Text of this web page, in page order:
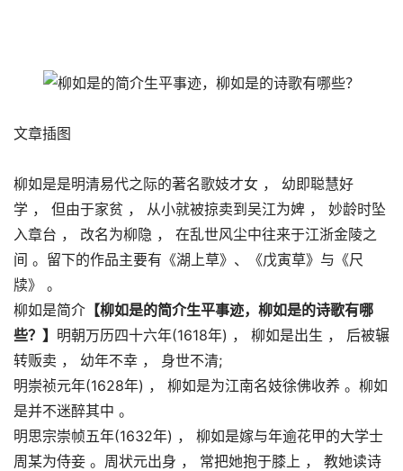
文章插图
柳如是是明清易代之际的著名歌妓才女 ， 幼即聪慧好
学 ， 但由于家贫 ， 从小就被掠卖到吴江为婢 ， 妙龄时坠
入章台 ， 改名为柳隐 ， 在乱世风尘中往来于江浙金陵之
间 。留下的作品主要有《湖上草》、《戊寅草》与《尺
牍》 。
柳如是简介 【柳如是的简介生平事迹，柳如是的诗歌有哪
些？】 明朝万历四十六年(1618年) ， 柳如是出生 ， 后被辗
转贩卖 ， 幼年不幸 ， 身世不清;
明崇祯元年(1628年) ， 柳如是为江南名妓徐佛收养 。柳如
是并不迷醉其中 。
明思宗崇帧五年(1632年) ， 柳如是嫁与年逾花甲的大学士
周某为侍妾 。周状元出身 ， 常把她抱于膝上 ， 教她读诗